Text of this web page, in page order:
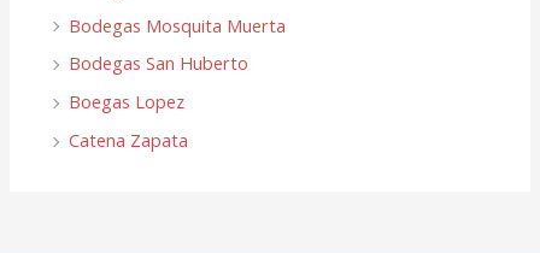
Bodegas Mosquita Muerta
Bodegas San Huberto
Boegas Lopez
Catena Zapata